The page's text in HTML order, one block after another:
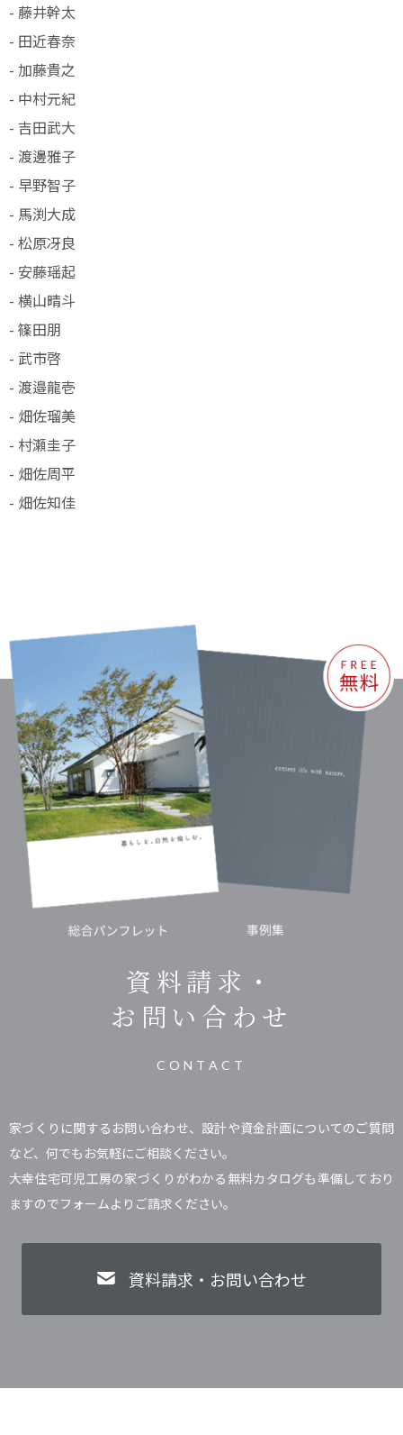
- 藤井幹太
- 田近春奈
- 加藤貴之
- 中村元紀
- 吉田武大
- 渡邊雅子
- 早野智子
- 馬渕大成
- 松原冴良
- 安藤瑶起
- 横山晴斗
- 篠田朋
- 武市啓
- 渡邉龍壱
- 畑佐瑠美
- 村瀬圭子
- 畑佐周平
- 畑佐知佳
資料請求・
お問い合わせ
CONTACT
家づくりに関するお問い合わせ、設計や資金計画についてのご質問
など、何でもお気軽にご相談ください。
大幸住宅可児工房の家づくりがわかる無料カタログも準備しており
ますのでフォームよりご請求ください。
資料請求・お問い合わせ